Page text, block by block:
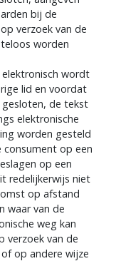
aangeven
bij de
verzoek van de
worden
wordt
lid en voordat
de tekst
elektronische
worden gesteld
op een
op een
redelijkerwijs niet
op afstand
waar van de
weg kan
verzoek van de
op andere wijze